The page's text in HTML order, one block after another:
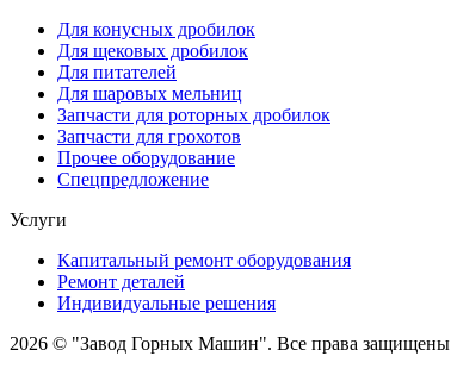
Для конусных дробилок
Для щековых дробилок
Для питателей
Для шаровых мельниц
Запчасти для роторных дробилок
Запчасти для грохотов
Прочее оборудование
Спецпредложение
Услуги
Капитальный ремонт оборудования
Ремонт деталей
Индивидуальные решения
2026 © "Завод Горных Машин". Все права защищены